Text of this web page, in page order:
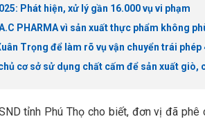
Phát hiện, xử lý gần 16.000 vụ vi phạm
PHARMA vì sản xuất thực phẩm không
Trọng để làm rõ vụ vận chuyển trái
cơ sở sử dụng chất cấm để sản xuất giò,
tỉnh Phú Thọ cho biết, đơn vị đã